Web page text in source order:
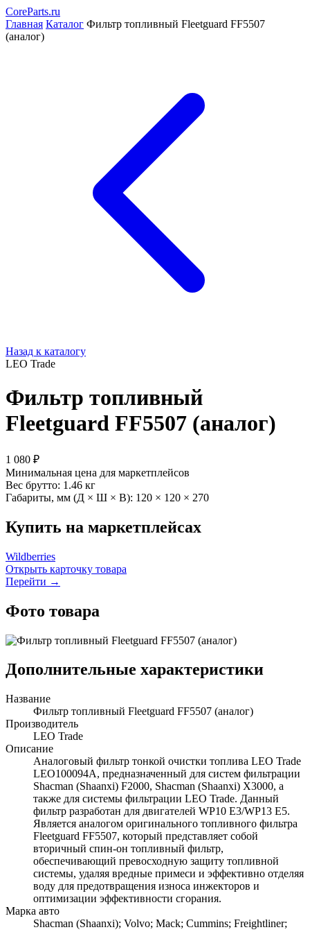
CoreParts.ru
Главная Каталог Фильтр топливный Fleetguard FF5507
(аналог)
Назад к каталогу
LEO Trade
Фильтр топливный
Fleetguard FF5507 (аналог)
1 080 ₽
Минимальная цена для маркетплейсов
Вес брутто: 1.46 кг
Габариты, мм (Д × Ш × В): 120 × 120 × 270
Купить на маркетплейсах
Wildberries
Открыть карточку товара
Перейти →
Фото товара
Дополнительные характеристики
Название
Фильтр топливный Fleetguard FF5507 (аналог)
Производитель
LEO Trade
Описание
Аналоговый фильтр тонкой очистки топлива LEO Trade
LEO100094A, предназначенный для систем фильтрации
Shacman (Shaanxi) F2000, Shacman (Shaanxi) X3000, а
также для системы фильтрации LEO Trade. Данный
фильтр разработан для двигателей WP10 Е3/WP13 Е5.
Является аналогом оригинального топливного фильтра
Fleetguard FF5507, который представляет собой
вторичный спин-он топливный фильтр,
обеспечивающий превосходную защиту топливной
системы, удаляя вредные примеси и эффективно отделяя
воду для предотвращения износа инжекторов и
оптимизации эффективности сгорания.
Марка авто
Shacman (Shaanxi); Volvo; Mack; Cummins; Freightliner;